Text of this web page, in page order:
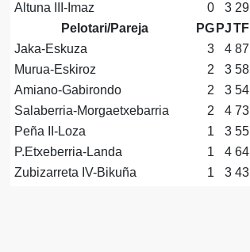
Altuna III-Imaz
0 3 29
Pelotari/Pareja
PG PJTF
Jaka-Eskuza
3 4 87
Murua-Eskiroz
2 3 58
Amiano-Gabirondo
2 3 54
Salaberria-Morgaetxebarria
2 4 73
Peña II-Loza
1 3 55
P.Etxeberria-Landa
1 4 64
Zubizarreta IV-Bikuña
1 3 43